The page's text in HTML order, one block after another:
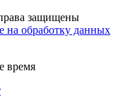
защищены
на обработку данных
время